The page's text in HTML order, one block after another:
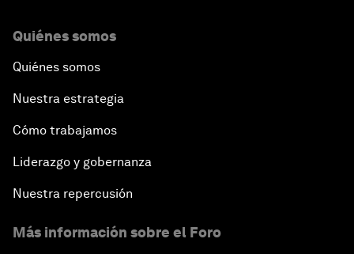
Quiénes somos
Quiénes somos
Nuestra estrategia
Cómo trabajamos
Liderazgo y gobernanza
Nuestra repercusión
Más información sobre el Foro